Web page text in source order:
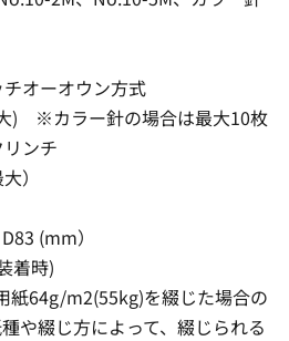
オーオウン方式
) ※カラー針の場合は最大10枚
ンチ
）
(mm）
着時)
紙64g/m2(55kg)を綴じた場合の
や綴じ方によって、綴じられる